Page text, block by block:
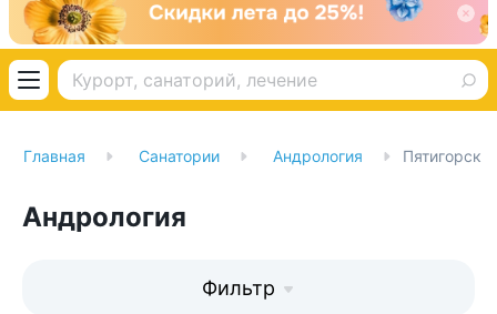
Главная Санатории Андрология Пятигорск
Андрология
Фильтр